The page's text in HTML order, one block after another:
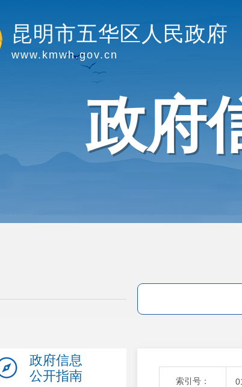
昆明市五华区人民政府
www.kmwh.gov.cn
政府
政府信息
公开指南
索引号：